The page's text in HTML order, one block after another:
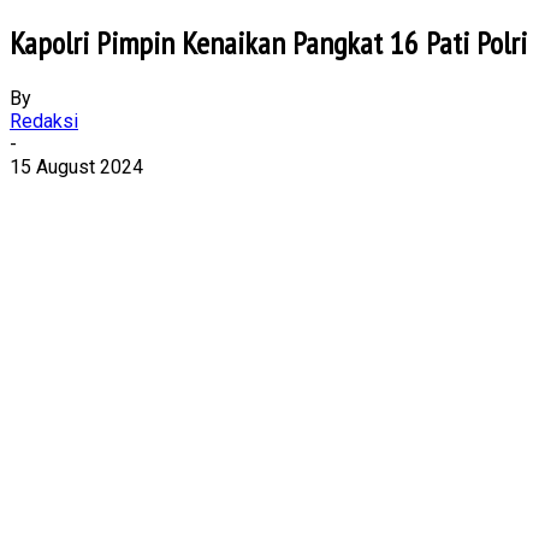
Kapolri Pimpin Kenaikan Pangkat 16 Pati Polri
By
Redaksi
-
15 August 2024